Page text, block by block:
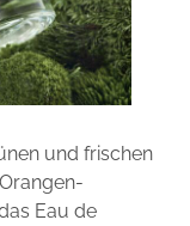
und frischen
Eau de